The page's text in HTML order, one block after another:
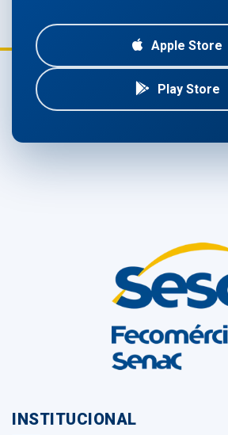
Apple Store
Play Store
INSTITUCIONAL